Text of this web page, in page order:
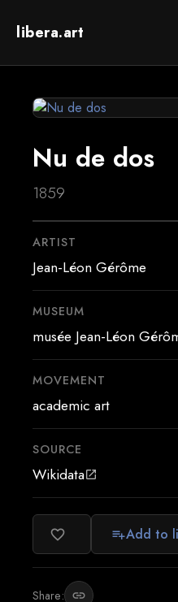
libera.art
Nu de dos
1859
ARTIST
Jean-Léon Gérôme
MUSEUM
musée Jean-Léon
MOVEMENT
academic art
SOURCE
Wikidataopen_in_new
favorite_border playlist_addAdd to
Share: link